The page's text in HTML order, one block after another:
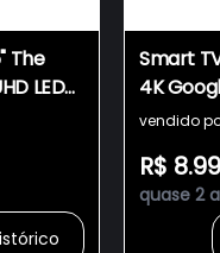
The
LED
Smart
4K
IQ Preto
vendido
R$
quase 2